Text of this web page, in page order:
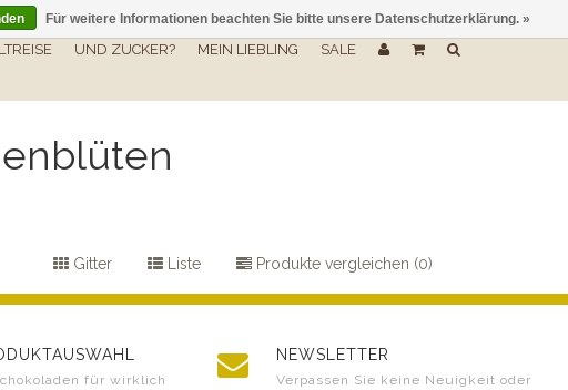
UND ZUCKER? MEIN LIEBLING SALE
Gitter Liste Produkte vergleichen (0)
für wirklich
NEWSLETTER
Verpassen Sie keine Neuigkeit oder
Für weitere Informationen beachten Sie bitte unsere Datenschutzerklärung. »